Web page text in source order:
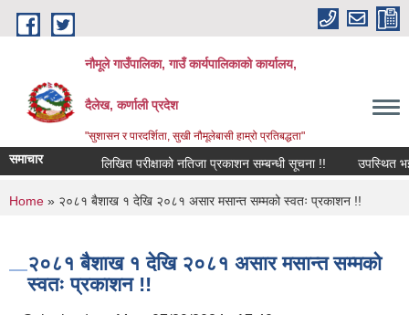
Skip to main content
नौमूले गाउँपालिका, गाउँ कार्यपालिकाको कार्यालय,
दैलेख, कर्णाली प्रदेश
"सुशासन र पारदर्शिता, सुखी नौमूलेबासी हाम्रो प्रतिबद्धता"
समाचार लिखित परीक्षाको नतिजा प्रकाशन सम्बन्धी सूचना !! उपस्थित भई
You are here
Home » २०८१ बैशाख १ देखि २०८१ असार मसान्त सम्मको स्वतः प्रकाशन !!
२०८१ बैशाख १ देखि २०८१ असार मसान्त सम्मको
स्वतः प्रकाशन !!